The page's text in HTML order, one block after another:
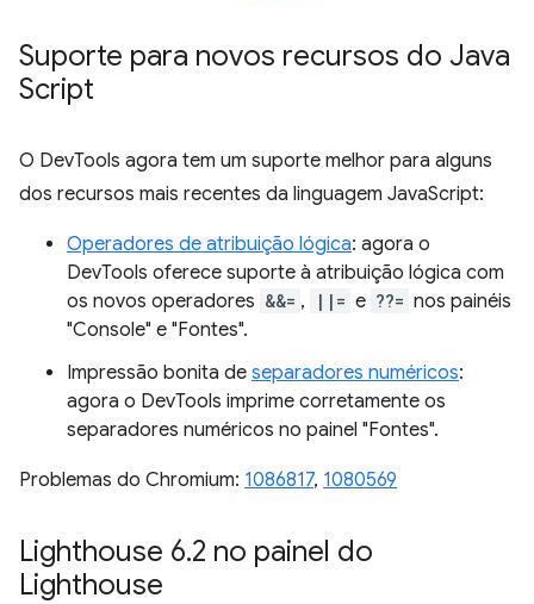
Suporte para novos recursos do Java
Script
O DevTools agora tem um suporte melhor para alguns
dos recursos mais recentes da linguagem JavaScript:
Operadores de atribuição lógica: agora o
DevTools oferece suporte à atribuição lógica com
os novos operadores &&= , ||= e ??= nos painéis
"Console" e "Fontes".
Impressão bonita de separadores numéricos:
agora o DevTools imprime corretamente os
separadores numéricos no painel "Fontes".
Problemas do Chromium: 1086817, 1080569
Lighthouse 6.2 no painel do
Lighthouse